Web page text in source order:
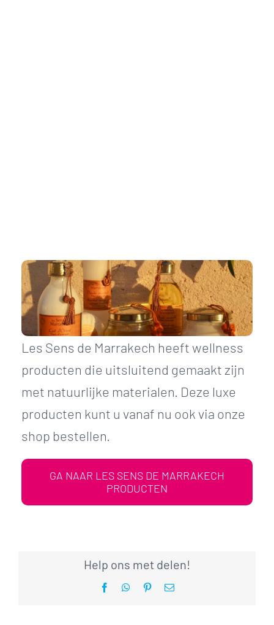
Les Sens de Marrakech heeft wellness
producten die uitsluitend gemaakt zijn
met natuurlijke materialen. Deze luxe
producten kunt u vanaf nu ook via onze
shop bestellen.
GA NAAR LES SENS DE MARRAKECH
PRODUCTEN
Help ons met delen!
FacebookWhatsApp
Pinterest
E-